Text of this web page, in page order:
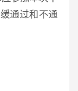
通过和不通